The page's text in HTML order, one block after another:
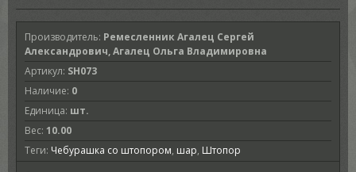
Производитель: Ремесленник Агалец Сергей
Александрович, Агалец Ольга Владимировна
Артикул: SH073
Наличие: 0
Единица: шт.
Вес: 10.00
Теги: Чебурашка со штопором, шар, Штопор